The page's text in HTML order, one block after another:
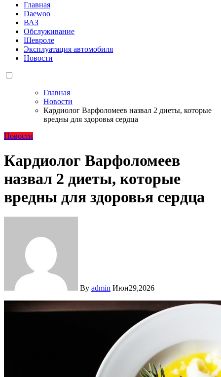
Главная
Daewoo
ВАЗ
Обслуживание
Шевроле
Эксплуатация автомобиля
Новости
Главная
Новости
Кардиолог Варфоломеев назвал 2 диеты, которые
вредны для здоровья сердца
Новости
Кардиолог Варфоломеев
назвал 2 диеты, которые
вредны для здоровья сердца
By admin Июн29,2026